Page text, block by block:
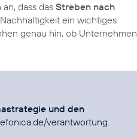
dass das Streben nach
ein wichtiges
genau hin, ob Unternehmen
und den
verantwortung.